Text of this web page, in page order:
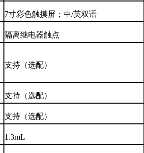
7寸彩色触摸屏；中/英双语
隔离继电器触点
支持（选配）
支持（选配）
支持（选配）
1.3mL